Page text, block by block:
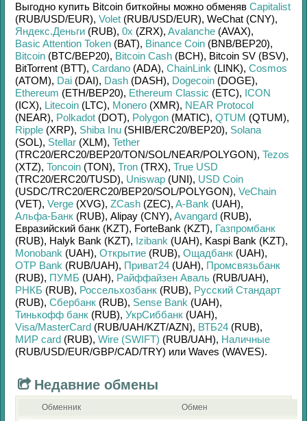
Выгодно купить Bitcoin биткойны можно обменяв Capitalist
(RUB/USD/EUR), Volet (RUB/USD/EUR), WeChat (CNY),
Яндекс.Деньги (RUB), 0x (ZRX), Avalanche (AVAX),
Basic Attention Token (BAT), Binance Coin (BNB/BEP20),
Bitcoin (BTC/BEP20), Bitcoin Cash (BCH), Bitcoin SV (BSV),
BitTorrent (BTT), Cardano (ADA), ChainLink (LINK), Cosmos
(ATOM), Dai (DAI), Dash (DASH), Dogecoin (DOGE),
Ethereum (ETH/BEP20), Ethereum Classic (ETC), ICON
(ICX), Litecoin (LTC), Monero (XMR), NEAR Protocol
(NEAR), Polkadot (DOT), Polygon (MATIC), QTUM (QTUM),
Ripple (XRP), Shiba Inu (SHIB/ERC20/BEP20), Solana
(SOL), Stellar (XLM), Tether
(TRC20/ERC20/BEP20/TON/SOL/NEAR/POLYGON), Tezos
(XTZ), Toncoin (TON), Tron (TRX), True USD
(TRC20/ERC20/TUSD), Uniswap (UNI), USD Coin
(USDC/TRC20/ERC20/BEP20/SOL/POLYGON), VeChain
(VET), Verge (XVG), ZCash (ZEC), A-Bank (UAH),
Альфа-Банк (RUB), Alipay (CNY), Avangard (RUB),
Евразийский банк (KZT), ForteBank (KZT), Газпромбанк
(RUB), Halyk Bank (KZT), Izibank (UAH), Kaspi Bank (KZT),
Monobank (UAH), Открытие (RUB), Ощадбанк (UAH),
OTP Bank (RUB/UAH), Приват24 (UAH), Промсвязьбанк
(RUB), ПУМБ (UAH), Райффайзен Аваль (RUB/UAH),
РНКБ (RUB), Россельхозбанк (RUB), Русский Стандарт
(RUB), Сбербанк (RUB), Sense Bank (UAH),
Тинькофф банк (RUB), УкрСиббанк (UAH),
Visa/MasterCard (RUB/UAH/KZT/AZN), ВТБ24 (RUB),
МИР card (RUB), Wire (SWIFT) (RUB/UAH), Наличные
(RUB/USD/EUR/GBP/CAD/TRY) или Waves (WAVES).
Недавние обмены
Обменник Обмен